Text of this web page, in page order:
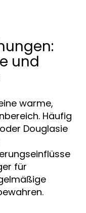
und
warme,
Häufig
Douglasie
für